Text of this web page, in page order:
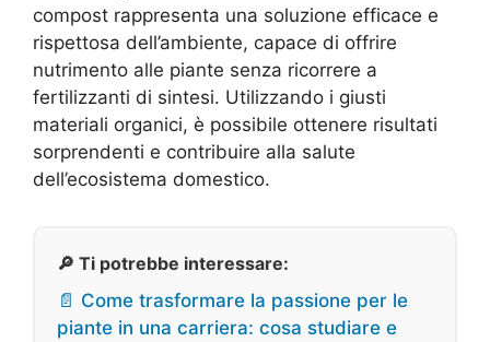
compost rappresenta una soluzione efficace e
rispettosa dell’ambiente, capace di offrire
nutrimento alle piante senza ricorrere a
fertilizzanti di sintesi. Utilizzando i giusti
materiali organici, è possibile ottenere risultati
sorprendenti e contribuire alla salute
dell’ecosistema domestico.
🔎 Ti potrebbe interessare:
📄 Come trasformare la passione per le
piante in una carriera: cosa studiare e